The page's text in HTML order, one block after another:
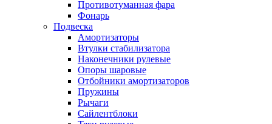
Противотуманная фара
Фонарь
Подвеска
Амортизаторы
Втулки стабилизатора
Наконечники рулевые
Опоры шаровые
Отбойники амортизаторов
Пружины
Рычаги
Сайлентблоки